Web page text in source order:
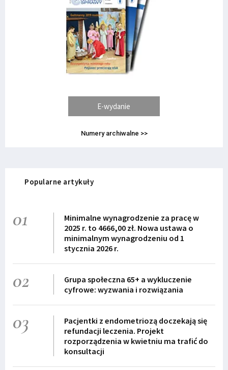
E-wydanie
Numery archiwalne >>
Popularne artykuły
01
Minimalne wynagrodzenie za pracę w
2025 r. to 4666,00 zł. Nowa ustawa o
minimalnym wynagrodzeniu od 1
stycznia 2026 r.
02
Grupa społeczna 65+ a wykluczenie
cyfrowe: wyzwania i rozwiązania
03
Pacjentki z endometriozą doczekają się
refundacji leczenia. Projekt
rozporządzenia w kwietniu ma trafić do
konsultacji